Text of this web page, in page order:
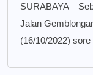
SURABAYA –
Jalan
(16/10/2022)